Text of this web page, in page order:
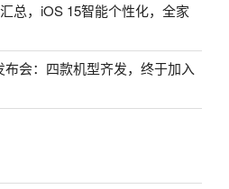
总，iOS 15智能个性化，全家
会：四款机型齐发，终于加入